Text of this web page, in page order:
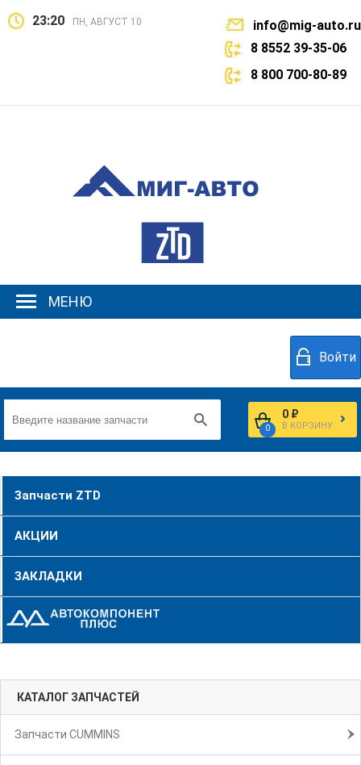
23:20 ПН, АВГУСТ 10
info@mig-auto.ru
8 8552 39-35-06
8 800 700-80-89
МЕНЮ
Войти
0
0 ₽
В КОРЗИНУ
Запчасти ZTD
АКЦИИ
ЗАКЛАДКИ
КАТАЛОГ ЗАПЧАСТЕЙ
Запчасти CUMMINS